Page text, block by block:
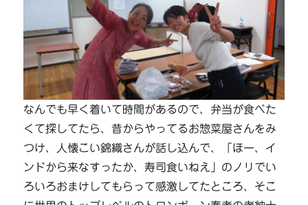
なんでも早く着いて時間があるので、弁当が食べた
くて探してたら、昔からやってるお惣菜屋さんをみ
つけ、人懐こい錦織さんが話し込んで、「ほー、イ
ンドから来なすったか、寿司食いねえ」のノリでい
ろいろおまけしてもらって感激してたところ、そこ